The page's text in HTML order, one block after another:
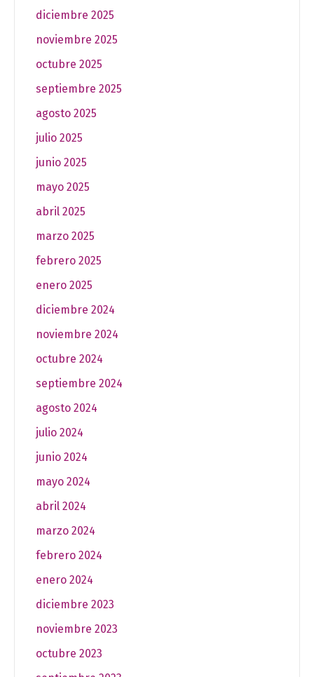
diciembre 2025
noviembre 2025
octubre 2025
septiembre 2025
agosto 2025
julio 2025
junio 2025
mayo 2025
abril 2025
marzo 2025
febrero 2025
enero 2025
diciembre 2024
noviembre 2024
octubre 2024
septiembre 2024
agosto 2024
julio 2024
junio 2024
mayo 2024
abril 2024
marzo 2024
febrero 2024
enero 2024
diciembre 2023
noviembre 2023
octubre 2023